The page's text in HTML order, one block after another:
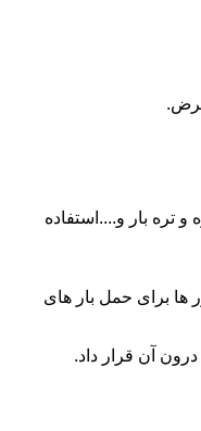
تره بار و....استفاده
ها برای حمل بار های
آن قرار داد.